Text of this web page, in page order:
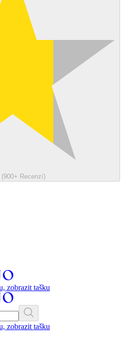
Recenzí)
zobrazit tašku
zobrazit tašku